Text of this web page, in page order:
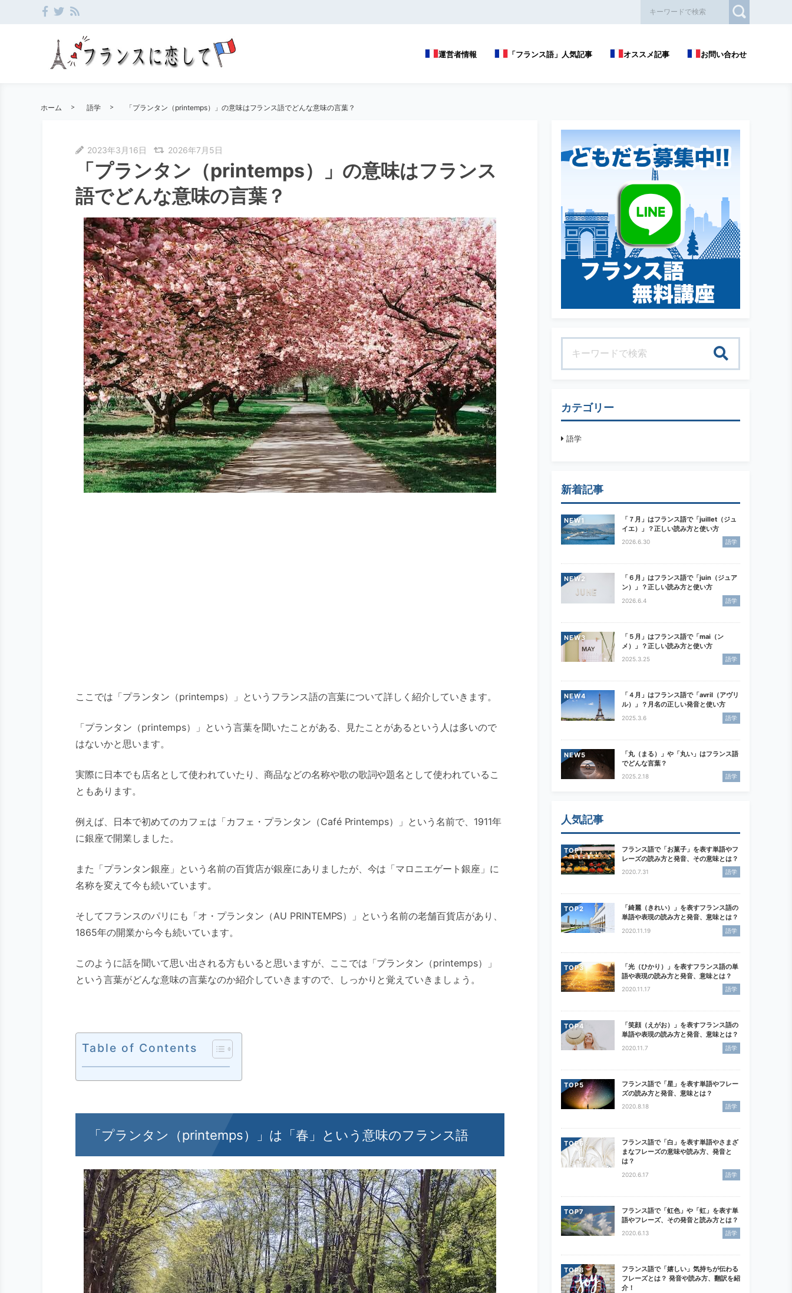
運営者情報 「フランス語」人気記事 オススメ記事 お問い合わせ
ホーム 語学 「プランタン（printemps）」の意味はフランス語でどんな意味の言葉？
2023年3月16日 2026年7月5日
「プランタン（printemps）」の意味はフランス
語でどんな意味の言葉？
ここでは「プランタン（printemps）」というフランス語の言葉について詳しく紹介していきます。
「プランタン（printemps）」という言葉を聞いたことがある、見たことがあるという人は多いので
はないかと思います。
実際に日本でも店名として使われていたり、商品などの名称や歌の歌詞や題名として使われているこ
ともあります。
例えば、日本で初めてのカフェは「カフェ・プランタン（Café Printemps）」という名前で、1911年
に銀座で開業しました。
また「プランタン銀座」という名前の百貨店が銀座にありましたが、今は「マロニエゲート銀座」に
名称を変えて今も続いています。
そしてフランスのパリにも「オ・プランタン（AU PRINTEMPS）」という名前の老舗百貨店があり、
1865年の開業から今も続いています。
このように話を聞いて思い出される方もいると思いますが、ここでは「プランタン（printemps）」
という言葉がどんな意味の言葉なのか紹介していきますので、しっかりと覚えていきましょう。
Table of Contents
「プランタン（printemps）」は「春」という意味のフランス語
カテゴリー
語学
新着記事
NEW
「７月」はフランス語で「juillet（ジュ
イエ）」？正しい読み方と使い方
2026.6.30 語学
NEW
「６月」はフランス語で「juin（ジュア
ン）」？正しい読み方と使い方
2026.6.4 語学
NEW
「５月」はフランス語で「mai（ン
メ）」？正しい読み方と使い方
2025.3.25 語学
NEW
「４月」はフランス語で「avril（アヴリ
ル）」？月名の正しい発音と使い方
2025.3.6 語学
NEW
「丸（まる）」や「丸い」はフランス語
でどんな言葉？
2025.2.18 語学
人気記事
TOP
フランス語で「お菓子」を表す単語やフ
レーズの読み方と発音、その意味とは？
2020.7.31 語学
TOP
「綺麗（きれい）」を表すフランス語の
単語や表現の読み方と発音、意味とは？
2020.11.19 語学
TOP
「光（ひかり）」を表すフランス語の単
語や表現の読み方と発音、意味とは？
2020.11.17 語学
TOP
「笑顔（えがお）」を表すフランス語の
単語や表現の読み方と発音、意味とは？
2020.11.7 語学
TOP
フランス語で「星」を表す単語やフレー
ズの読み方と発音、意味とは？
2020.8.18 語学
TOP
フランス語で「白」を表す単語やさまざ
まなフレーズの意味や読み方、発音と
は？
2020.6.17 語学
TOP
フランス語で「虹色」や「虹」を表す単
語やフレーズ、その発音と読み方とは？
2020.6.13 語学
TOP
フランス語で「嬉しい」気持ちが伝わる
フレーズとは？ 発音や読み方、翻訳を紹
介！